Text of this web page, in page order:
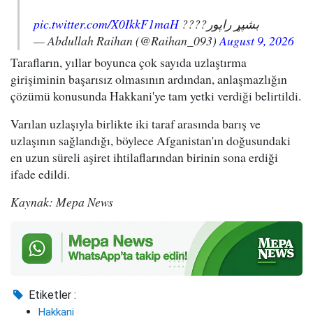
بشپړ راپور????pic.twitter.com/X0IkkF1maH
— Abdullah Raihan (@Raihan_093)August 9, 2026
Tarafların, yıllar boyunca çok sayıda uzlaştırma
girişiminin başarısız olmasının ardından, anlaşmazlığın
çözümü konusunda Hakkani'ye tam yetki verdiği belirtildi.
Varılan uzlaşıyla birlikte iki taraf arasında barış ve
uzlaşının sağlandığı, böylece Afganistan'ın doğusundaki
en uzun süreli aşiret ihtilaflarından birinin sona erdiği
ifade edildi.
Kaynak: Mepa News
Etiketler :
Hakkani